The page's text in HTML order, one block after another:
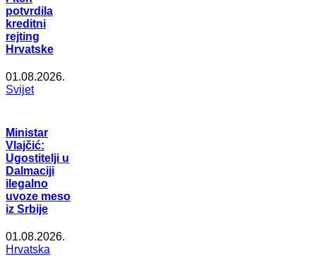
potvrdila
kreditni
rejting
Hrvatske
01.08.2026.
Svijet
Ministar
Vlajčić:
Ugostitelji u
Dalmaciji
ilegalno
uvoze meso
iz Srbije
01.08.2026.
Hrvatska